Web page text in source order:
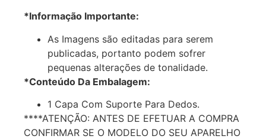
*Informação Importante:
As Imagens são editadas para serem
publicadas, portanto podem sofrer
pequenas alterações de tonalidade.
*Conteúdo Da Embalagem:
1 Capa Com Suporte Para Dedos.
****ATENÇÃO: ANTES DE EFETUAR A COMPRA
CONFIRMAR SE O MODELO DO SEU APARELHO